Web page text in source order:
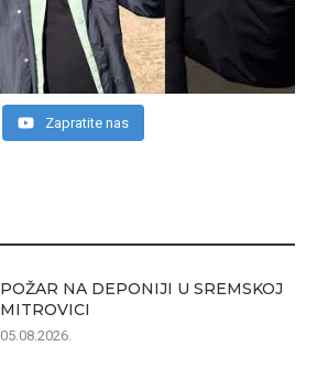
POŽAR NA DEPONIJI U SREMSKOJ
MITROVICI
05.08.2026.
Zapratite nas